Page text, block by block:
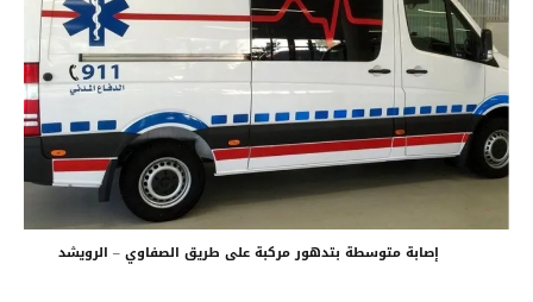
إصابة متوسطة بتدهور مركبة على طريق الصفاوي – الرويشد